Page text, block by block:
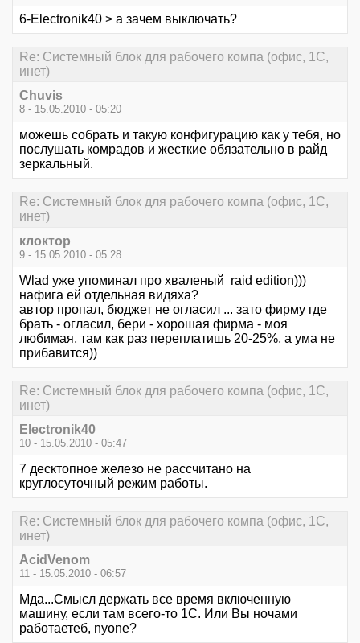
6-Electronik40 > а зачем выключать?
Re: Системный блок для рабочего компа (офис, 1С,
инет)
Chuvis
8 - 15.05.2010 - 05:20
можешь собрать и такую конфигурацию как у тебя, но
послушать комрадов и жесткие обязательно в райд
зеркальный.
Re: Системный блок для рабочего компа (офис, 1С,
инет)
клоктор
9 - 15.05.2010 - 05:28
Wlad уже упоминал про хваленый raid edition)))
нафига ей отдельная видяха?
автор пропал, бюджет не огласил ... зато фирму где
брать - огласил, бери - хорошая фирма - моя
любимая, там как раз переплатишь 20-25%, а ума не
прибавится))
Re: Системный блок для рабочего компа (офис, 1С,
инет)
Electronik40
10 - 15.05.2010 - 05:47
7 десктопное железо не рассчитано на
круглосуточный режим работы.
Re: Системный блок для рабочего компа (офис, 1С,
инет)
AcidVenom
11 - 15.05.2010 - 06:57
Мда...Смысл держать все время включенную
машину, если там всего-то 1С. Или Вы ночами
работаетеб, nyone?